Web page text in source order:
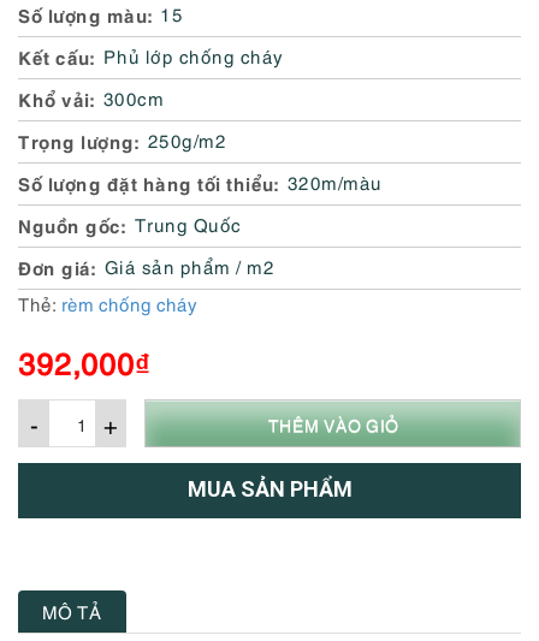
Số lượng màu 15
Kết cấu Phủ lớp chống cháy
Khổ vải 300cm
Trọng lượng 250g/m2
Số lượng đặt hàng tối thiểu 320m/màu
Nguồn gốc Trung Quốc
Đơn giá
Giá sản phẩm / m2
Thẻ: rèm chống cháy
392,000₫
+
- THÊM VÀO GIỎ
MUA SẢN PHẨM
MÔ TẢ